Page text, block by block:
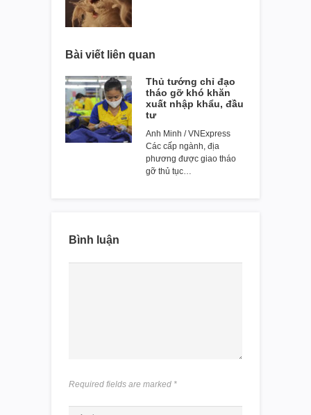
Bài viết liên quan
Thủ tướng chỉ đạo
tháo gỡ khó khăn
xuất nhập khẩu, đầu
tư
Anh Minh / VNExpress
Các cấp ngành, địa
phương được giao tháo
gỡ thủ tục…
Bình luận
Required fields are marked *